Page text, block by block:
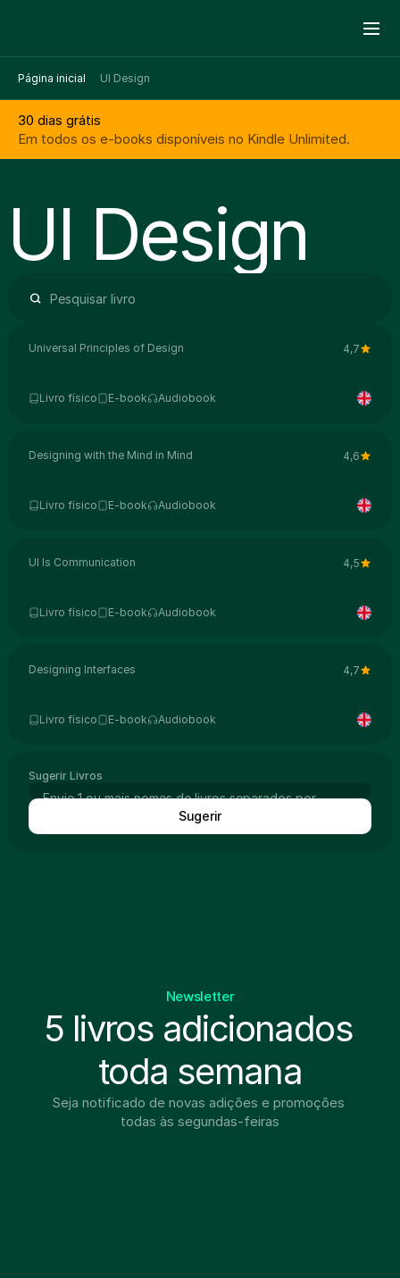
Página inicial UI Design
UI Design
Universal Principles of Design 4,7
Livro físico E-book Audiobook
Designing with the Mind in Mind 4,6
Livro físico E-book Audiobook
UI Is Communication 4,5
Livro físico E-book Audiobook
Designing Interfaces 4,7
Livro físico E-book Audiobook
Sugerir Livros
Sugerir
Newsletter
5 livros adicionados
toda semana
Seja notificado de novas adições e promoções
todas às segundas-feiras
30 dias grátis
Em todos os e-books disponíveis no Kindle Unlimited.